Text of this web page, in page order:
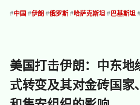
#中国 #伊朗 #俄罗斯 #哈萨克斯坦 # 巴基斯坦
美国打击伊朗：中东地
式转变及其对金砖国家